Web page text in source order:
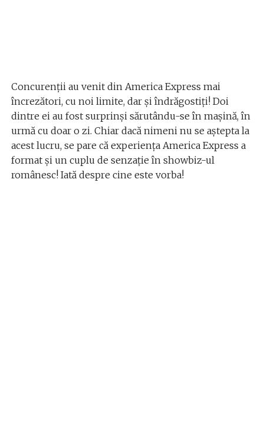
Concurenții au venit din America Express mai
încrezători, cu noi limite, dar și îndrăgostiți! Doi
dintre ei au fost surprinși sărutându-se în mașină, în
urmă cu doar o zi. Chiar dacă nimeni nu se aștepta la
acest lucru, se pare că experiența America Express a
format și un cuplu de senzație în showbiz-ul
românesc! Iată despre cine este vorba!